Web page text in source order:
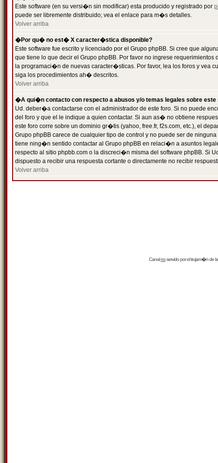
Este software (en su versi�n sin modificar) esta producido y registrado por
puede ser libremente distribuido; vea el enlace para m�s detalles.
Volver arriba
�Por qu� no est� X caracter�stica disponible?
Este software fue escrito y licenciado por el Grupo phpBB. Si cree que
que tiene lo que decir el Grupo phpBB. Por favor no ingrese
la programaci�n de nuevas caracter�sticas. Por favor, lea los foros y vea
siga los procedimientos ah� descritos.
Volver arriba
�A qui�n contacto con respecto a abusos y/o temas legales sobre este
Ud. deber�a contactarse con el administrador de este foro. Si no puede
del foro y que el le indique a quien contactar. Si aun as� no obtiene
este foro corre sobre un dominio gr�tis (yahoo, free.fr, f2s.com, etc.), el
Grupo phpBB carece de cualquier tipo de control y no puede ser de
tiene ning�n sentido contactar al Grupo phpBB en relaci�n a asuntos
respecto al sitio phpbb.com o la discreci�n misma del software phpBB. Si
dispuesto a recibir una respuesta cortante o directamente no recibir
Volver arriba
Canalrssservido por eltrujam�nde